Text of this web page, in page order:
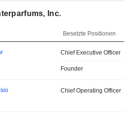
Inc.
Besetzte Positionen
Chief Executive Officer
Founder
Chief Operating Officer